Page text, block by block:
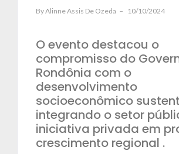
ByAlinne Assis De Ozeda 10/10/2024
O evento destacou o
compromisso do
Rondônia com o
desenvolvimento
socioeconômico
integrando o setor
iniciativa privada em
crescimento regional .